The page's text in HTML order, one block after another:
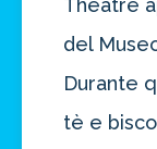
Theatre
del
Durante
tè e